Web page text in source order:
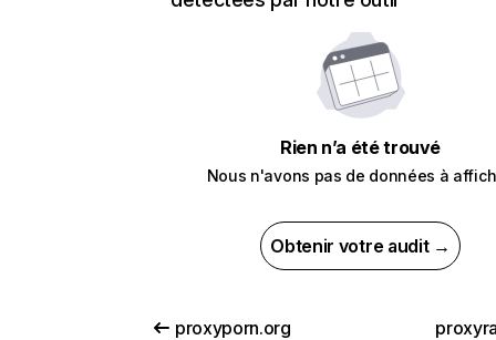
Rien n’a été trouvé
Nous n'avons pas de données à
Obtenir votre audit →
proxyporn.org